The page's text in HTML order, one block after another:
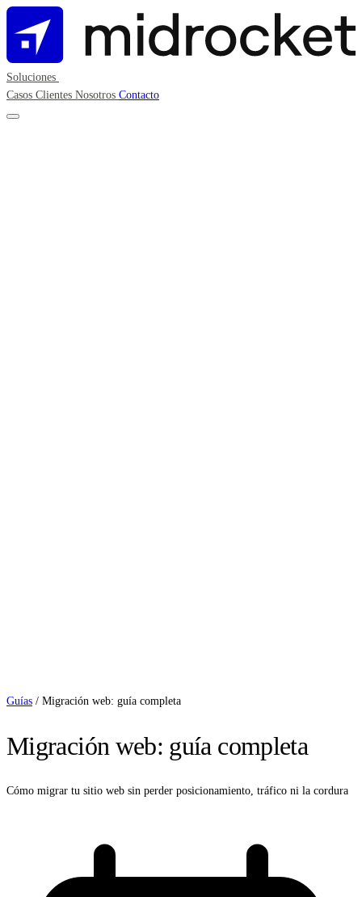
Soluciones
Casos Clientes Nosotros Contacto
Guías / Migración web: guía completa
Migración web: guía completa
Cómo migrar tu sitio web sin perder posicionamiento, tráfico ni la cordura